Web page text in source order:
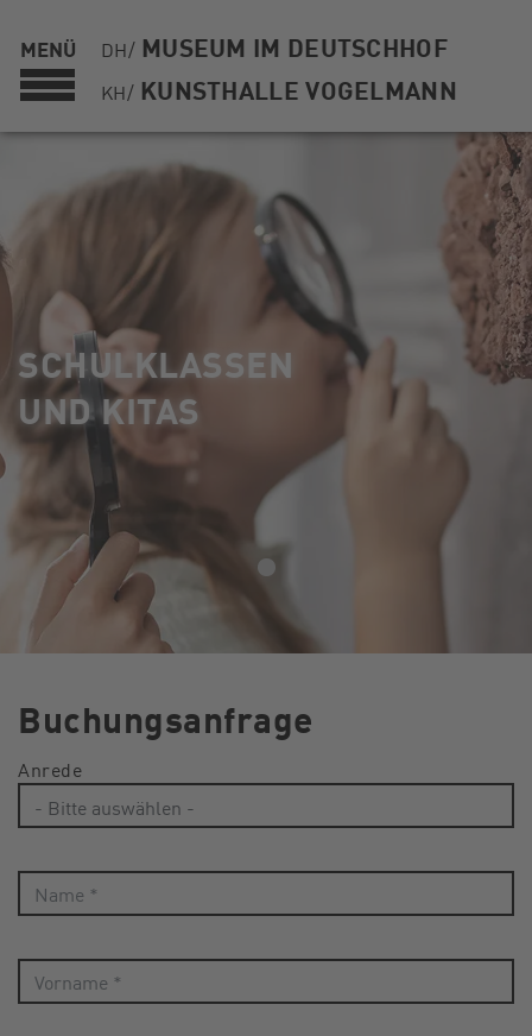
MENÜ DH/ MUSEUM IM DEUTSCHHOF
KH/ KUNSTHALLE VOGELMANN
SCHULKLASSEN
UND KITAS
Buchungsanfrage
Anrede